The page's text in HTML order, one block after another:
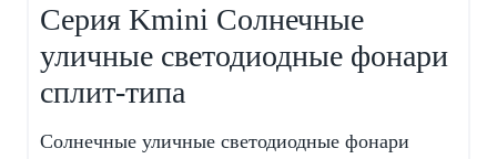
Серия Kmini Солнечные
уличные светодиодные фонари
сплит-типа
Солнечные уличные светодиодные фонари